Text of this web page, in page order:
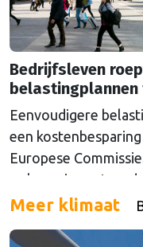
Bedrijfsleven
belastingplannen
Eenvoudigere
een
Europese
ook een impact op
Meer klimaat